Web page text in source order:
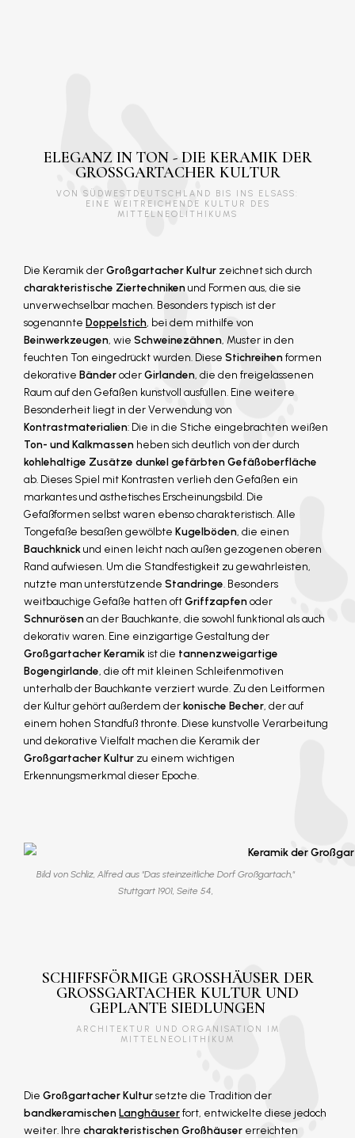
ELEGANZ IN TON - DIE KERAMIK DER
GROSSGARTACHER KULTUR
VON SÜDWESTDEUTSCHLAND BIS INS ELSASS:
EINE WEITREICHENDE KULTUR DES
MITTELNEOLITHIKUMS
Die Keramik derGroßgartacher Kultur zeichnet sich durch
charakteristische Ziertechnikenund Formen aus, die sie
unverwechselbar machen. Besonders typisch ist der
sogenannte Doppelstich, bei dem mithilfe von
Beinwerkzeugen, wie Schweinezähnen, Muster in den
feuchten Ton eingedrückt wurden. Diese Stichreihenformen
dekorative BänderoderGirlanden, die den freigelassenen
Raum auf den Gefäßen kunstvoll ausfüllen. Eine weitere
Besonderheit liegt in der Verwendung von
Kontrastmaterialien: Die in die Stiche eingebrachten weißen
Ton- und Kalkmassen heben sich deutlich von der durch
kohlehaltige Zusätze dunkel gefärbten Gefäßoberfläche
ab. Dieses Spiel mit Kontrasten verlieh den Gefäßen ein
markantes und ästhetisches Erscheinungsbild. Die
Gefäßformen selbst waren ebenso charakteristisch. Alle
Tongefäße besaßen gewölbte Kugelböden, die einen
Bauchknickund einen leicht nach außen gezogenen oberen
Rand aufwiesen. Um die Standfestigkeit zu gewährleisten,
nutzte man unterstützende Standringe. Besonders
weitbauchige Gefäße hatten oftGriffzapfenoder
Schnurösenan der Bauchkante, die sowohl funktional als auch
dekorativ waren. Eine einzigartige Gestaltung der
Großgartacher Keramikist die tannenzweigartige
Bogengirlande, die oft mit kleinen Schleifenmotiven
unterhalb der Bauchkante verziert wurde. Zu den Leitformen
der Kultur gehört außerdem derkonische Becher, der auf
einem hohen Standfuß thronte. Diese kunstvolle Verarbeitung
und dekorative Vielfalt machen die Keramik der
Großgartacher Kultur zu einem wichtigen
Erkennungsmerkmal dieser Epoche.
Bild von Schliz, Alfred aus "Das steinzeitliche Dorf Großgartach,"
Stuttgart 1901, Seite 54,
SCHIFFSFÖRMIGE GROSSHÄUSER DER G
ROSSGARTACHER KULTUR UND GE
PLANTE SIEDLUNGEN
ARCHITEKTUR UND ORGANISATION IM
MITTELNEOLITHIKUM
Die Großgartacher Kultursetzte die Tradition der
bandkeramischenLanghäuserfort, entwickelte diese jedoch
weiter. Ihre charakteristischen Großhäuser erreichten